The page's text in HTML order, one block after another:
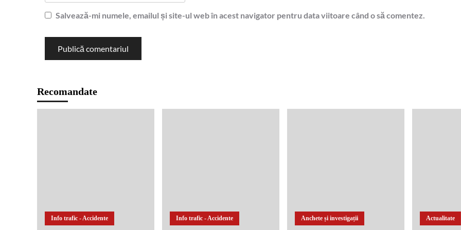
Salvează-mi numele, emailul și site-ul web în acest navigator pentru data viitoare când o să comentez.
Recomandate
Info trafic - Accidente Info trafic - Accidente Anchete și investigații Actualitate